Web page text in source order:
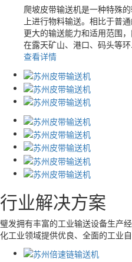
爬坡皮带输送机是一种特殊
上进行物料输送。相比于普
更大的输送能力和适用范围
在露天矿山、港口、码头等
查看详情
行业解决方案
璧发拥有丰富的工业输送设备生产
化工业领域提供优良、全面的工业